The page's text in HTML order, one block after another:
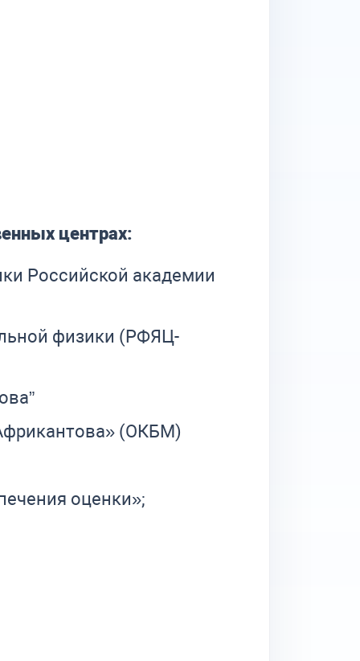
центрах:
Российской академии
физики (РФЯЦ-
(ОКБМ)
оценки»;